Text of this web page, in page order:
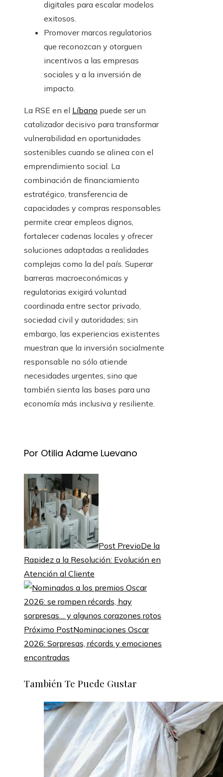
digitales para escalar modelos
exitosos.
Promover marcos regulatorios
que reconozcan y otorguen
incentivos a las empresas
sociales y a la inversión de
impacto.
La RSE en el Líbano puede ser un
catalizador decisivo para transformar
vulnerabilidad en oportunidades
sostenibles cuando se alinea con el
emprendimiento social. La
combinación de financiamiento
estratégico, transferencia de
capacidades y compras responsables
permite crear empleos dignos,
fortalecer cadenas locales y ofrecer
soluciones adaptadas a realidades
complejas como la del país. Superar
barreras macroeconómicas y
regulatorias exigirá voluntad
coordinada entre sector privado,
sociedad civil y autoridades; sin
embargo, las experiencias existentes
muestran que la inversión socialmente
responsable no sólo atiende
necesidades urgentes, sino que
también sienta las bases para una
economía más inclusiva y resiliente.
Por Otilia Adame Luevano
Post PrevioDe la
Rapidez a la Resolución: Evolución en
Atención al Cliente
Próximo PostNominaciones Oscar
2026: Sorpresas, récords y emociones
encontradas
También Te Puede Gustar